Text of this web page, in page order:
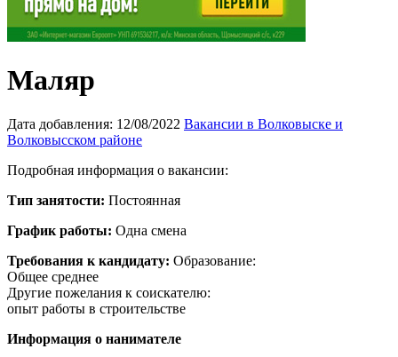
Маляр
Дата добавления: 12/08/2022 Вакансии в Волковыске и
Волковысском районе
Подробная информация о вакансии:
Тип занятости: Постоянная
График работы: Одна смена
Требования к кандидату: Образование:
Общее среднее
Другие пожелания к соискателю:
опыт работы в строительстве
Информация о нанимателе